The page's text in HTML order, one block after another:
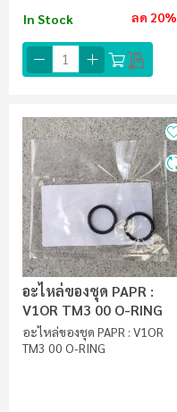
In Stock ลด 20%
อะไหล่ของชุด PAPR :
V1OR TM3 00 O-RING
อะไหล่ของชุด PAPR : V1OR
TM3 00 O-RING